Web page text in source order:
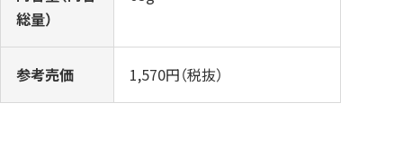
総量）
参考売価 1,570円（税抜）